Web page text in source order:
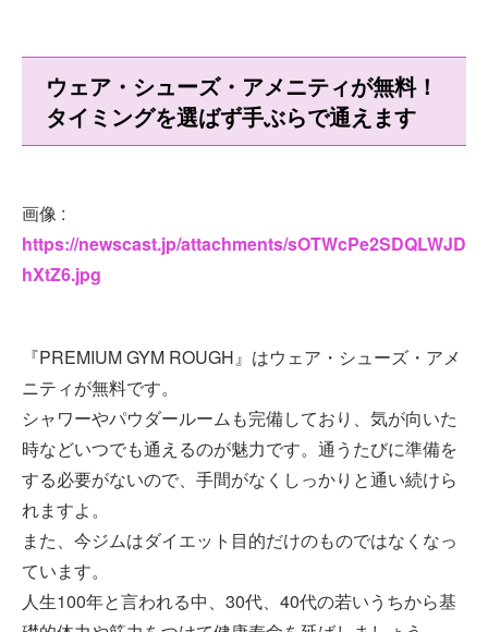
ウェア・シューズ・アメニティが無料！
タイミングを選ばず手ぶらで通えます
画像 :
https://newscast.jp/attachments/sOTWcPe2SDQLWJD
hXtZ6.jpg
『PREMIUM GYM ROUGH』はウェア・シューズ・アメ
ニティが無料です。
シャワーやパウダールームも完備しており、気が向いた
時などいつでも通えるのが魅力です。通うたびに準備を
する必要がないので、手間がなくしっかりと通い続けら
れますよ。
また、今ジムはダイエット目的だけのものではなくなっ
ています。
人生100年と言われる中、30代、40代の若いうちから基